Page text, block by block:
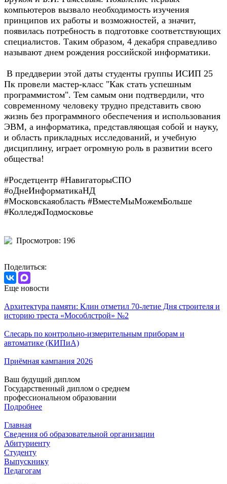
компьютеров вызвало необходимость изучения
принципов их работы и возможностей, а значит,
появилась потребность в подготовке соответствующих
специалистов. Таким образом, 4 декабря справедливо
называют днем рождения российской информатики.
В преддверии этой даты студенты группы ИСИП 25
Пк провели мастер-класс "Как стать успешным
программистом". Тем самым они подтвердили, что
современному человеку трудно представить свою
жизнь без программного обеспечения и использования
ЭВМ, а информатика, представляющая собой и науку,
и область прикладных исследований, и учебную
дисциплину, играет огромную роль в развитии всего
общества!
#Росдетцентр #НавигаторыСПО
#оДнеИнформатикаНД
#Московскаяобласть #ВместеМыМожемБольше
#КолледжПодмосковье
Просмотров: 196
Поделиться:
Еще новости
Архитектура памяти: Клин отметил 70-летие Дня строителя и
историю треста «Мособлстрой» №2
Слесарь по контрольно-измерительным приборам и
автоматике (КИПиА)
Приёмная кампания 2026
Ваш будущий диплом
Государственный диплом о среднем
профессиональном образовании
Подробнее
Главная
Сведения об образовательной организации
Абитуриенту
Студенту
Выпускнику
Педагогам